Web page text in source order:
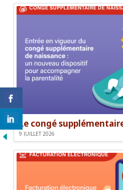
Le congé
9 JUILLET 2026